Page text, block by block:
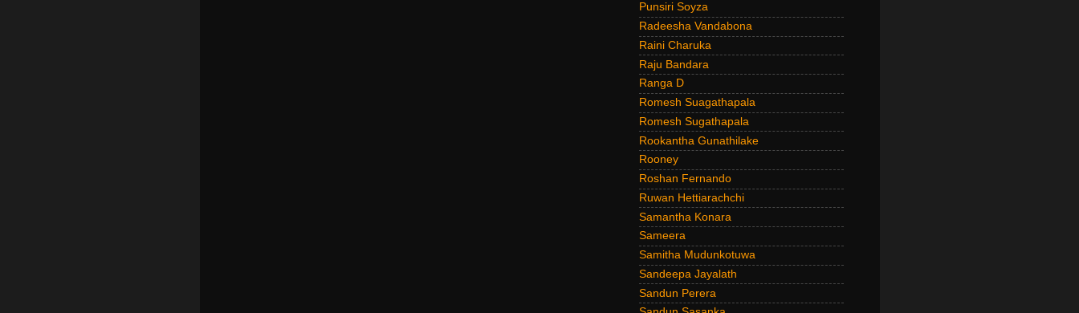
Punsiri Soyza
Radeesha Vandabona
Raini Charuka
Raju Bandara
Ranga D
Romesh Suagathapala
Romesh Sugathapala
Rookantha Gunathilake
Rooney
Roshan Fernando
Ruwan Hettiarachchi
Samantha Konara
Sameera
Samitha Mudunkotuwa
Sandeepa Jayalath
Sandun Perera